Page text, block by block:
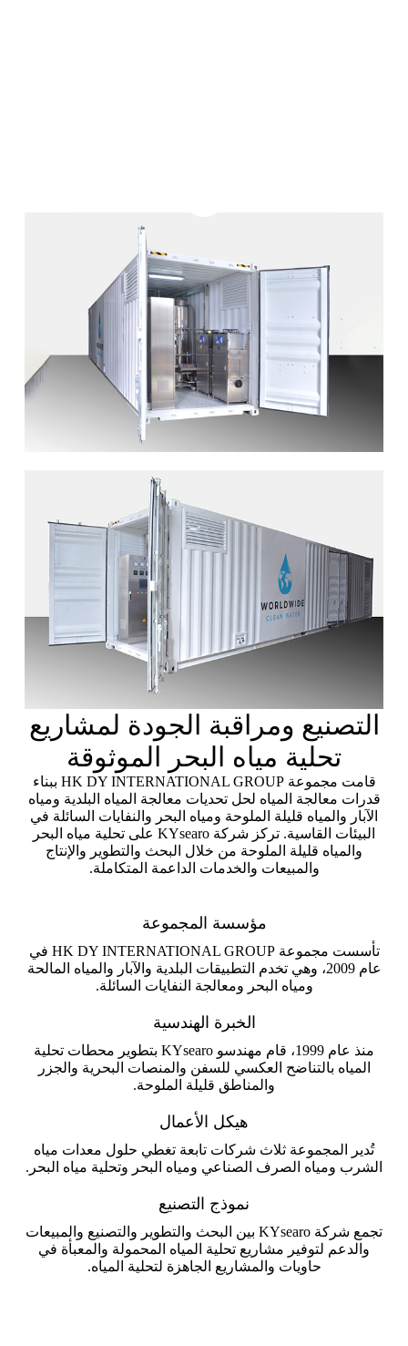
التصنيع ومراقبة الجودة لمشاريع
تحلية مياه البحر الموثوقة
قامت مجموعة HK DY INTERNATIONAL GROUP ببناء
قدرات معالجة المياه لحل تحديات معالجة المياه البلدية ومياه
الآبار والمياه قليلة الملوحة ومياه البحر والنفايات السائلة في
البيئات القاسية. تركز شركة KYsearo على تحلية مياه البحر
والمياه قليلة الملوحة من خلال البحث والتطوير والإنتاج
والمبيعات والخدمات الداعمة المتكاملة.
مؤسسة المجموعة
تأسست مجموعة HK DY INTERNATIONAL GROUP في
عام 2009، وهي تخدم التطبيقات البلدية والآبار والمياه المالحة
ومياه البحر ومعالجة النفايات السائلة.
الخبرة الهندسية
منذ عام 1999، قام مهندسو KYsearo بتطوير محطات تحلية
المياه بالتناضح العكسي للسفن والمنصات البحرية والجزر
والمناطق قليلة الملوحة.
هيكل الأعمال
تُدير المجموعة ثلاث شركات تابعة تغطي حلول معدات مياه
الشرب ومياه الصرف الصناعي ومياه البحر وتحلية مياه البحر.
نموذج التصنيع
تجمع شركة KYsearo بين البحث والتطوير والتصنيع والمبيعات
والدعم لتوفير مشاريع تحلية المياه المحمولة والمعبأة في
حاويات والمشاريع الجاهزة لتحلية المياه.